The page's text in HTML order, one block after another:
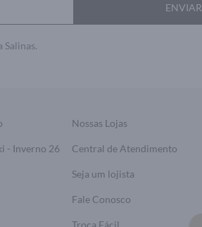
ENVIAR
Salinas.
- Inverno 26
Nossas Lojas
Central de Atendimento
Seja um lojista
Fale Conosco